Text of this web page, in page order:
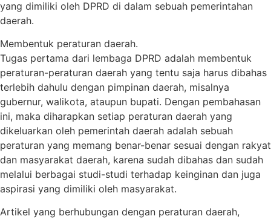
yang dimiliki oleh DPRD di dalam sebuah pemerintahan
daerah.
Membentuk peraturan daerah.
Tugas pertama dari lembaga DPRD adalah membentuk
peraturan-peraturan daerah yang tentu saja harus dibahas
terlebih dahulu dengan pimpinan daerah, misalnya
gubernur, walikota, ataupun bupati. Dengan pembahasan
ini, maka diharapkan setiap peraturan daerah yang
dikeluarkan oleh pemerintah daerah adalah sebuah
peraturan yang memang benar-benar sesuai dengan rakyat
dan masyarakat daerah, karena sudah dibahas dan sudah
melalui berbagai studi-studi terhadap keinginan dan juga
aspirasi yang dimiliki oleh masyarakat.
Artikel yang berhubungan dengan peraturan daerah,